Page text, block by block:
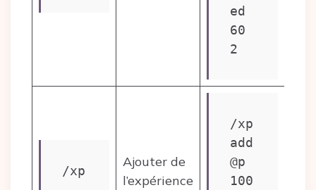
ed
60
2
/xp
Ajouter de
l’expérience
/xp
add
@p
100